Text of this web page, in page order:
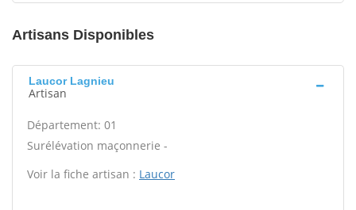
Artisans Disponibles
Laucor Lagnieu
Artisan
Département: 01
Surélévation maçonnerie -
Voir la fiche artisan : Laucor